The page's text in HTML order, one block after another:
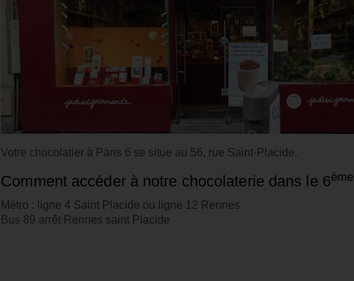
Votre chocolatier à Paris 6 se situe au 56, rue Saint-Placide.
Comment accéder à notre chocolaterie dans le 6ème
Métro : ligne 4 Saint Placide ou ligne 12 Rennes
Bus 89 arrêt Rennes saint Placide